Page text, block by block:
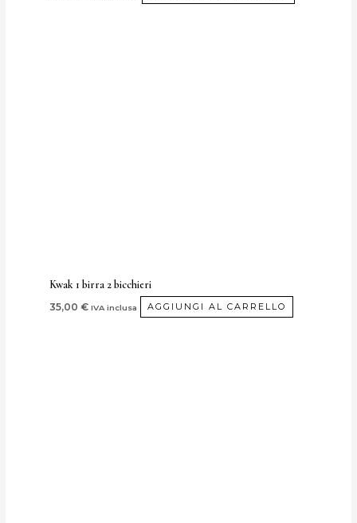
Kwak 1 birra 2 bicchieri
35,00€ IVA inclusa AGGIUNGI AL CARRELLO